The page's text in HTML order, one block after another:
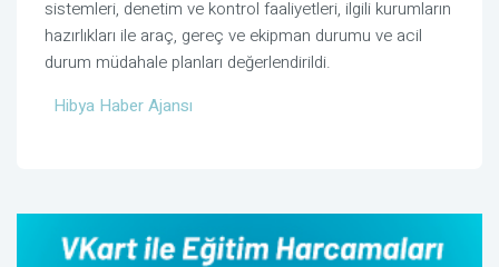
sistemleri, denetim ve kontrol faaliyetleri, ilgili kurumların
hazırlıkları ile araç, gereç ve ekipman durumu ve acil
durum müdahale planları değerlendirildi.
Hibya Haber Ajansı